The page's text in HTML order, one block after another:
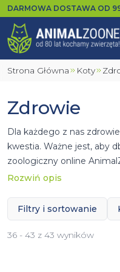
DARMOWA DOSTAWA OD
Strona Główna Koty
Zdrowie
Dla każdego z nas
kwestia. Ważne jest, aby
zoologiczny online
pupila, gdzie znajdziesz
wybórpreparatów
zewnętrznymi i
uszukota orazwitaminy i
Rozwiń opis
Filtry i sortowanie
36 - 43 z 43 wyników